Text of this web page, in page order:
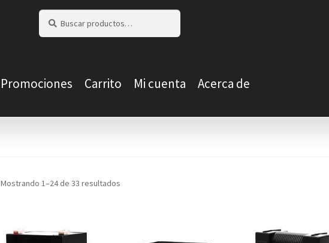
Buscar
por:
Buscar
Promociones Carrito Mi cuenta Acerca de
Mostrando 1–24 de 33 resultados